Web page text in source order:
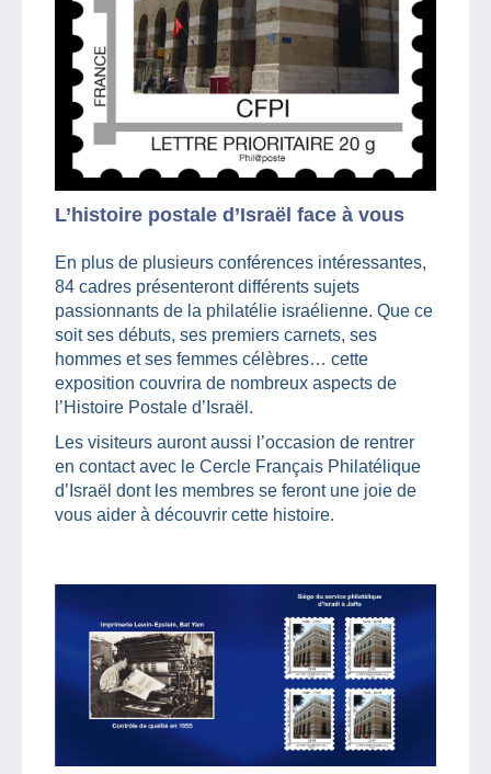
L’histoire postale d’Israël face à vous
En plus de plusieurs conférences intéressantes,
84 cadres présenteront différents sujets
passionnants de la philatélie israélienne. Que ce
soit ses débuts, ses premiers carnets, ses
hommes et ses femmes célèbres… cette
exposition couvrira de nombreux aspects de
l’Histoire Postale d’Israël.
Les visiteurs auront aussi l’occasion de rentrer
en contact avec le Cercle Français Philatélique
d’Israël dont les membres se feront une joie de
vous aider à découvrir cette histoire.